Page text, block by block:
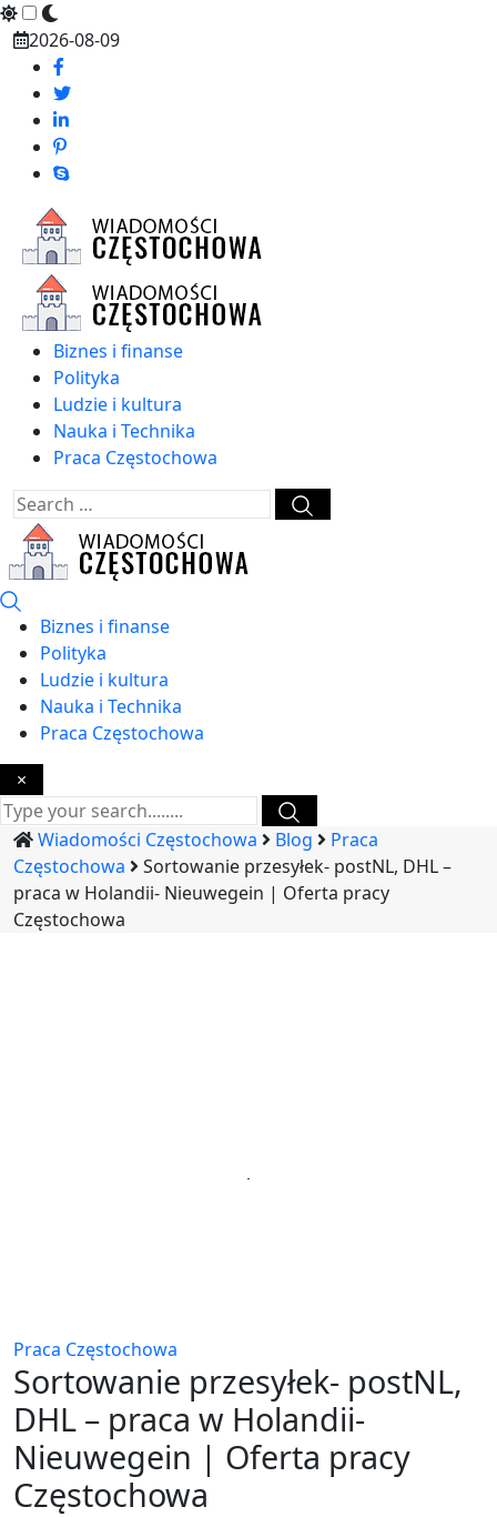
Skip
content
2026-08-09
Biznes i finanse
Polityka
Ludzie i kultura
Nauka i Technika
Praca Częstochowa
Biznes i finanse
Polityka
Ludzie i kultura
Nauka i Technika
Praca Częstochowa
×
Wiadomości Częstochowa Blog
Praca
Częstochowa
Sortowanie przesyłek- postNL, DHL –
praca w Holandii- Nieuwegein | Oferta pracy
Częstochowa
Praca Częstochowa
Sortowanie przesyłek- postNL,
DHL – praca w Holandii-
Nieuwegein | Oferta pracy
Częstochowa